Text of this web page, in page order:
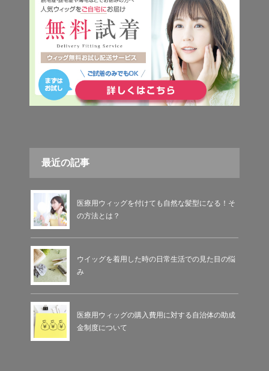
最近の記事
医療用ウィッグを付けても自然な髪型になる！そ
の方法とは？
ウイッグを着用した時の日常生活での見た目の悩
み
医療用ウィッグの購入費用に対する自治体の助成
金制度について